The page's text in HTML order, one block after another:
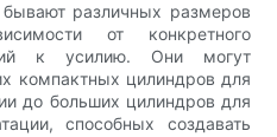
различных размеров
от конкретного
к усилию. Они могут
компактных цилиндров для
до больших цилиндров для
способных создавать